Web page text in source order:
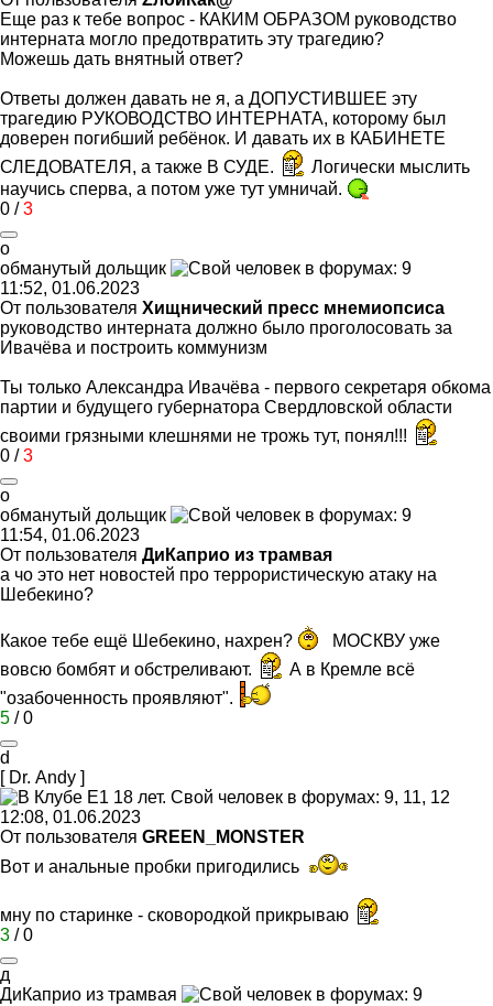
Еще раз к тебе вопрос - КАКИМ ОБРАЗОМ руководство
интерната могло предотвратить эту трагедию?
Можешь дать внятный ответ?
Ответы должен давать не я, а ДОПУСТИВШЕЕ эту
трагедию РУКОВОДСТВО ИНТЕРНАТА, которому был
доверен погибший ребёнок. И давать их в КАБИНЕТЕ
СЛЕДОВАТЕЛЯ, а также В СУДЕ.
Логически мыслить
научись сперва, а потом уже тут умничай.
0 /3
о
обманутый дольщик
11:52, 01.06.2023
От пользователя Хищнический пресс мнемиопсиса
руководство интерната должно было проголосовать за
Ивачёва и построить коммунизм
Ты только Александра Ивачёва - первого секретаря обкома
партии и будущего губернатора Свердловской области
своими грязными клешнями не трожь тут, понял!!!
0 /3
о
обманутый дольщик
11:54, 01.06.2023
От пользователя ДиКаприо из трамвая
а чо это нет новостей про террористическую атаку на
Шебекино?
Какое тебе ещё Шебекино, нахрен?
МОСКВУ уже
вовсю бомбят и обстреливают.
А в Кремле всё
"озабоченность проявляют".
5 /0
d
[ Dr. Andy ]
12:08, 01.06.2023
От пользователя GREEN_MONSTER
Вот и анальные пробки пригодились
мну по старинке - сковородкой прикрываю
3 /0
д
ДиКаприо из трамвая